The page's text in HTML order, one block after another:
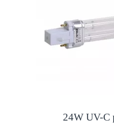
24W UV-C